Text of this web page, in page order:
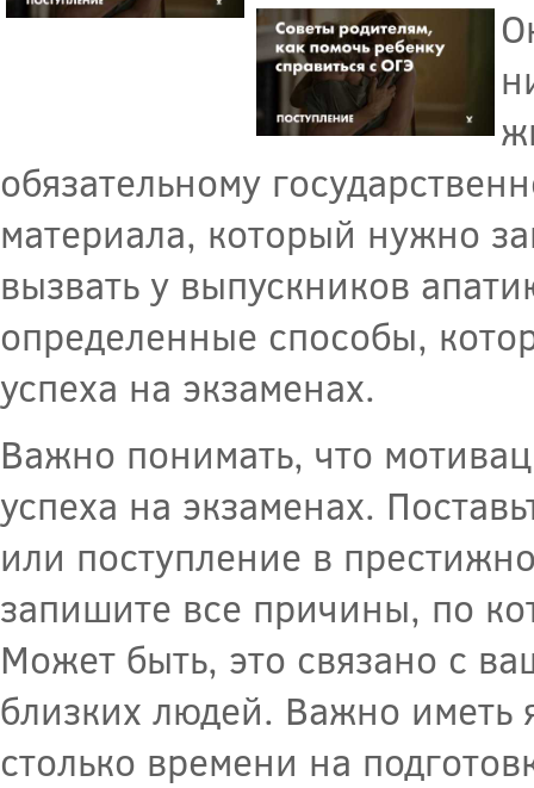
обязательному
материала, который нужно
вызвать у выпускников
определенные способы,
успеха на экзаменах.
Важно понимать, что
успеха на экзаменах.
или поступление в
запишите все причины, по
Может быть, это связано с
близких людей. Важно иметь
столько времени на